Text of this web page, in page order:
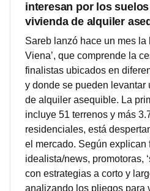
interesan por los
vivienda de alquiler
Sareb lanzó hace un mes la
Viena’, que comprende la
finalistas ubicados en
y donde se pueden levantar
de alquiler asequible. La
incluye 51 terrenos y más
residenciales, está
el mercado. Según explican
idealista/news, promotoras,
con estrategias a corto y
analizando los pliegos para